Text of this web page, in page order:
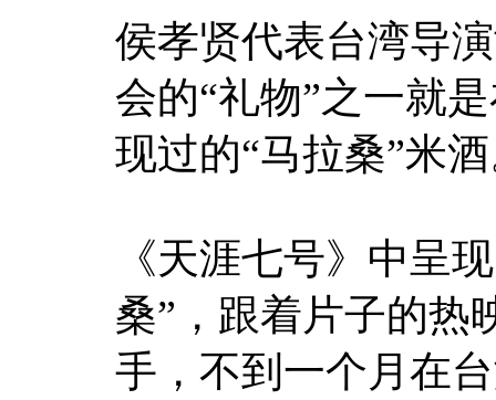
侯孝贤代表台湾导
会的“礼物”之一就
现过的“马拉桑”米
《天涯七号》中呈
桑”，跟着片子的热
手，不到一个月在